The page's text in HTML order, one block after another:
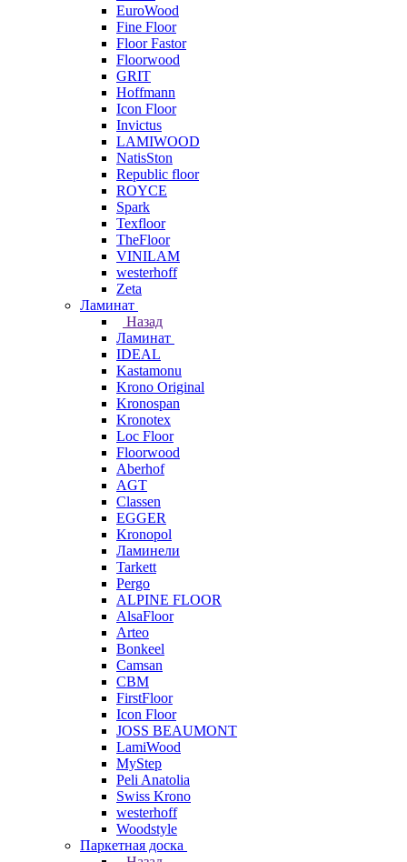
EuroWood
Fine Floor
Floor Fastor
Floorwood
GRIT
Hoffmann
Icon Floor
Invictus
LAMIWOOD
NatisSton
Republic floor
ROYCE
Spark
Texfloor
TheFloor
VINILAM
westerhoff
Zeta
Ламинат
Назад
Ламинат
IDEAL
Kastamonu
Krono Original
Kronospan
Kronotex
Loc Floor
Floorwood
Aberhof
AGT
Classen
EGGER
Kronopol
Ламинели
Tarkett
Pergo
ALPINE FLOOR
AlsaFloor
Arteo
Bonkeel
Camsan
CBM
FirstFloor
Icon Floor
JOSS BEAUMONT
LamiWood
MyStep
Peli Anatolia
Swiss Krono
westerhoff
Woodstyle
Паркетная доска